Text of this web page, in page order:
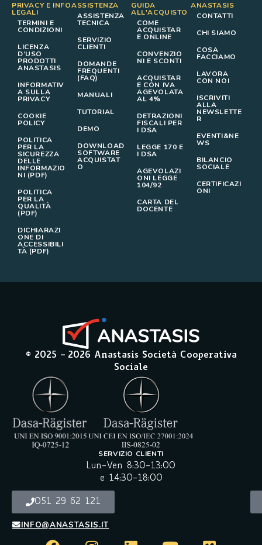
PRIVACY E INFO
LEGALI
TERMINI E
CONDIZIONI
LICENZA
D’USO
PRODOTTI
ANASTASIS
INFORMATIV
A SULLA
PRIVACY
COOKIE
POLICY
POLITICA
PER LA
SICUREZZA
DELLE
INFORMAZIO
NI (PDF)
POLITICA
PER LA
QUALITÀ
(PDF)
DICHIARAZI
ONE DI
ACCESSIBILI
TÀ (PDF)
ASSISTENZA
ASSISTENZA
TECNICA
SERVIZIO
CLIENTI
DOMANDE
FREQUENTI
(FAQ)
MANUALI
TUTORIAL
DEMO
DOWNLOAD
SOFTWARE
ACQUISTAT
O
GUIDA
ALL'ACQUISTO
COME
ACQUISTAR
E ONLINE
CONVENZIO
NI E SCONTI
ACQUISTAR
E CON IVA
AGEVOLATA
AL 4%
DETRAZIONI
FISCALI PER
I DSA
LEGGE 170 E
I DSA
AGEVOLAZI
ONI LEGGE
104/92
CARTA DEL
DOCENTE
ANASTASIS
CONTATTI
CHI SIAMO
COSA
FACCIAMO
LAVORA
CON NOI
ISCRIVITI
ALLA
NEWSLETTE
R
EVENTI&NE
WS
BILANCIO
SOCIALE
CERTIFICAZI
ONI
© 2025 – 2026 Anastasis Società Cooperativa
Sociale
SERVIZIO CLIENTI
Lun-Ven 8:30-13:00
e 14:30-18:00
051 29 62 121
INFO@ANASTASIS.IT